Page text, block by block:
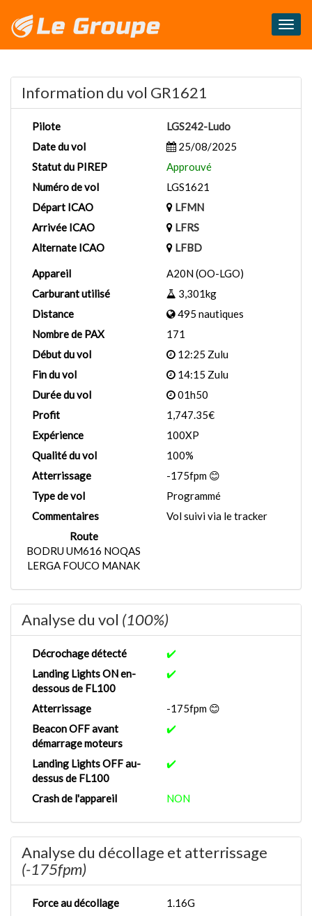
Information du vol GR1621
Pilote
LGS242-Ludo
Date du vol
25/08/2025
Statut du PIREP
Approuvé
Numéro de vol
LGS1621
Départ ICAO
LFMN
Arrivée ICAO
LFRS
Alternate ICAO
LFBD
Appareil
A20N (OO-LGO)
Carburant utilisé
3,301kg
Distance
495 nautiques
Nombre de PAX
171
Début du vol
12:25 Zulu
Fin du vol
14:15 Zulu
Durée du vol
01h50
Profit
1,747.35€
Expérience
100XP
Qualité du vol
100%
Atterrissage
-175fpm 😊
Type de vol
Programmé
Commentaires
Vol suivi via le tracker
Route
BODRU UM616 NOQAS
LERGA FOUCO MANAK
Analyse du vol (100%)
Décrochage détecté
✔️
Landing Lights ON en-
dessous de FL100
✔️
Atterrissage
-175fpm 😊
Beacon OFF avant
démarrage moteurs
✔️
Landing Lights OFF au-
dessus de FL100
✔️
Crash de l'appareil NON
Analyse du décollage et atterrissage
(-175fpm)
Force au décollage
1.16G